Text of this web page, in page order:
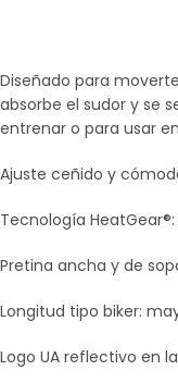
Diseñado para
absorbe el sudor y se
entrenar o para usar
Ajuste ceñido y
Tecnología
Pretina ancha y de
Longitud tipo biker:
Logo UA reflectivo en